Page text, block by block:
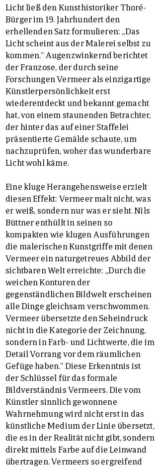
Licht ließ den Kunsthistoriker Thoré-
Bürger im 19. Jahrhundert den
erhellenden Satz formulieren: „Das
Licht scheint aus der Malerei selbst zu
kommen.“ Augenzwinkernd berichtet
der Franzose, der durch seine
Forschungen Vermeer als einzigartige
Künstlerpersönlichkeit erst
wiederentdeckt und bekannt gemacht
hat, von einem staunenden Betrachter,
der hinter das auf einer Staffelei
präsentierte Gemälde schaute, um
nachzuprüfen, woher das wunderbare
Licht wohl käme.
Eine kluge Herangehensweise erzielt
diesen Effekt: Vermeer malt nicht, was
er weiß, sondern nur was er sieht. Nils
Büttner enthüllt in seinen so
kompakten wie klugen Ausführungen
die malerischen Kunstgriffe mit denen
Vermeer ein naturgetreues Abbild der
sichtbaren Welt erreichte: „Durch die
weichen Konturen der
gegenständlichen Bildwelt erscheinen
alle Dinge gleichsam verschwommen.
Vermeer übersetzte den Seheindruck
nicht in die Kategorie der Zeichnung,
sondern in Farb- und Lichtwerte, die im
Detail Vorrang vor dem räumlichen
Gefüge haben.“ Diese Erkenntnis ist
der Schlüssel für das formale
Bildverständnis Vermeers. Die vom
Künstler sinnlich gewonnene
Wahrnehmung wird nicht erst in das
künstliche Medium der Linie übersetzt,
die es in der Realität nicht gibt, sondern
direkt mittels Farbe auf die Leinwand
übertragen. Vermeers so ergreifend